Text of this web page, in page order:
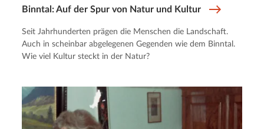
Binntal: Auf der Spur von Natur und Kultur
Seit Jahrhunderten prägen die Menschen die Landschaft.
Auch in scheinbar abgelegenen Gegenden wie dem Binntal.
Wie viel Kultur steckt in der Natur?